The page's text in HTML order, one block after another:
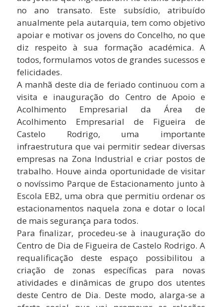
no ano transato. Este subsídio, atribuído
anualmente pela autarquia, tem como objetivo
apoiar e motivar os jovens do Concelho, no que
diz respeito à sua formação académica. A
todos, formulamos votos de grandes sucessos e
felicidades.
A manhã deste dia de feriado continuou com a
visita e inauguração do Centro de Apoio e
Acolhimento Empresarial da Área de
Acolhimento Empresarial de Figueira de
Castelo Rodrigo, uma importante
infraestrutura que vai permitir sedear diversas
empresas na Zona Industrial e criar postos de
trabalho. Houve ainda oportunidade de visitar
o novíssimo Parque de Estacionamento junto à
Escola EB2, uma obra que permitiu ordenar os
estacionamentos naquela zona e dotar o local
de mais segurança para todos.
Para finalizar, procedeu-se à inauguração do
Centro de Dia de Figueira de Castelo Rodrigo. A
requalificação deste espaço possibilitou a
criação de zonas específicas para novas
atividades e dinâmicas de grupo dos utentes
deste Centro de Dia. Deste modo, alarga-se a